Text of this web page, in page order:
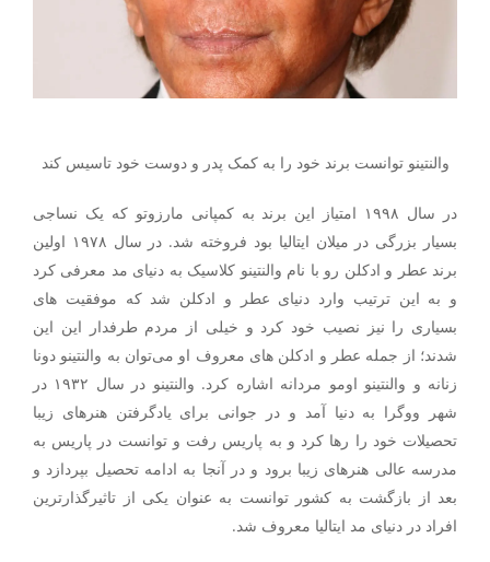
والنتینو توانست برند خود را به کمک پدر و دوست خود تاسیس کند
در سال ۱۹۹۸ امتیاز این برند به کمپانی مارزوتو که یک نساجی
بسیار بزرگی در میلان ایتالیا بود فروخته شد. در سال ۱۹۷۸ اولین
برند عطر و ادکلن رو با نام والنتینو کلاسیک به دنیای مد معرفی کرد
و به این ترتیب وارد دنیای عطر و ادکلن شد که موفقیت های
بسیاری را نیز نصیب خود کرد و خیلی از مردم طرفدار این این
شدند؛ از جمله عطر و ادکلن های معروف او می‌توان به والنتینو دونا
زنانه و والنتینو اومو مردانه اشاره کرد. والنتینو در سال ۱۹۳۲ در
شهر ووگرا به دنیا آمد و در جوانی برای یادگرفتن هنرهای زیبا
تحصیلات خود را رها کرد و به پاریس رفت و توانست در پاریس به
مدرسه عالی هنرهای زیبا برود و در آنجا به ادامه تحصیل بپردازد و
بعد از بازگشت به کشور توانست به عنوان یکی از تاثیرگذارترین
افراد در دنیای مد ایتالیا معروف شد.